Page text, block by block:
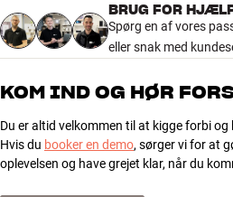
Model / Variant
Sort
Vægt (kg)
6,5
Vægt emballage (kg)
7,5
x
GENERELLE EGENSKABER
Gulvstander til DALI FAZON MIKRO
BRUG FOR
Spørg en af vores
eller snak med
KOM IND OG HØR
Du er altid velkommen til at kigge forbi og
Hvis du booker en demo, sørger vi for at
oplevelsen og have grejet klar, når du